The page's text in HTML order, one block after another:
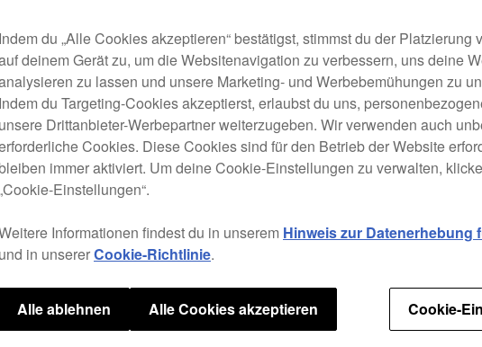
um
und
Indem du „Alle Cookies akzeptieren“ bestätigst, stimmst du der Platzierung
deinem Gerät zu, um die Websitenavigation zu verbessern, uns deine
zu lassen und unsere Marketing- und Werbebemühungen zu
Indem du Targeting-Cookies akzeptierst, erlaubst du uns,
unsere Drittanbieter-Werbepartner weiterzugeben. Wir verwenden auch
Cookies. Diese Cookies sind für den Betrieb der Website
bleiben immer aktiviert. Um deine Cookie-Einstellungen zu verwalten,
Einstellungen“.
Informationen findest du in unserem Hinweis zur Datenerhebung
und in unsererCookie-Richtlinie.
Cookie-
Alle ablehnen Alle Cookies akzeptieren